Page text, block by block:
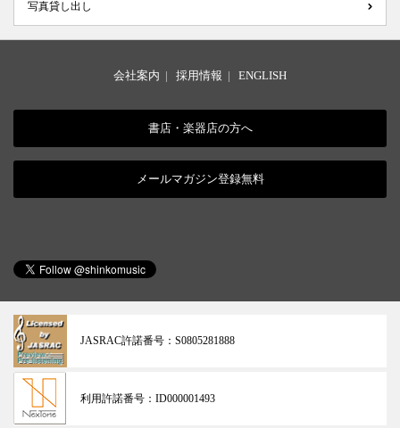
写真貸し出し
会社案内 | 採用情報 | ENGLISH
書店・楽器店の方へ
メールマガジン登録無料
JASRAC許諾番号： S0805281888
利用許諾番号： ID000001493